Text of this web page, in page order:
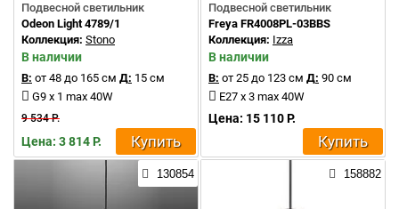
Подвесной светильник
Odeon Light 4789/1
Коллекция: Stono
В наличии
В: от 48 до 165 см Д: 15 см
G9 x 1 max 40W
9 534 Р.
Цена: 3 814 Р. Купить
Подвесной светильник
Freya FR4008PL-03BBS
Коллекция: Izza
В наличии
В: от 25 до 123 см Д: 90 см
E27 x 3 max 40W
Цена: 15 110 Р.
Купить
130854 158882